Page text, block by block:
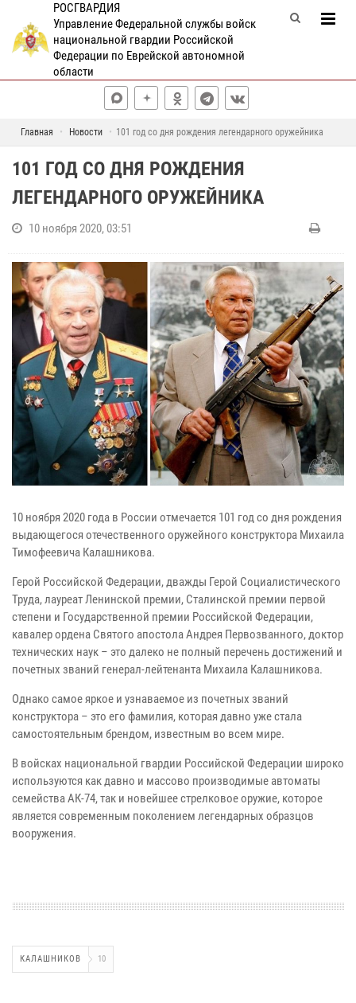
РОСГВАРДИЯ
Управление Федеральной службы войск
национальной гвардии Российской
Федерации по Еврейской автономной
области
Главная Новости 101 год со дня рождения легендарного оружейника
101 ГОД СО ДНЯ РОЖДЕНИЯ
ЛЕГЕНДАРНОГО ОРУЖЕЙНИКА
10 ноября 2020, 03:51
10 ноября 2020 года в России отмечается 101 год со дня рождения
выдающегося отечественного оружейного конструктора Михаила
Тимофеевича Калашникова.
Герой Российской Федерации, дважды Герой Социалистического
Труда, лауреат Ленинской премии, Сталинской премии первой
степени и Государственной премии Российской Федерации,
кавалер ордена Святого апостола Андрея Первозванного, доктор
технических наук – это далеко не полный перечень достижений и
почетных званий генерал-лейтенанта Михаила Калашникова.
Однако самое яркое и узнаваемое из почетных званий
конструктора – это его фамилия, которая давно уже стала
самостоятельным брендом, известным во всем мире.
В войсках национальной гвардии Российской Федерации широко
используются как давно и массово производимые автоматы
семейства АК-74, так и новейшее стрелковое оружие, которое
является современным поколением легендарных образцов
вооружения.
КАЛАШНИКОВ 10